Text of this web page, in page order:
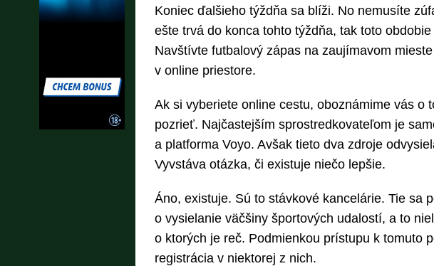
Koniec ďalšieho týždňa sa blíži. No nemusíte
ešte trvá do konca tohto týždňa, tak toto
Navštívte futbalový zápas na zaujímavom
v online priestore.
Ak si vyberiete online cestu, oboznámime vás o
pozrieť. Najčastejším sprostredkovateľom je
a platforma Voyo. Avšak tieto dva zdroje
Vyvstáva otázka, či existuje niečo lepšie.
Áno, existuje. Sú to stávkové kancelárie. Tie sa
o vysielanie väčšiny športových udalostí, a to
o ktorých je reč. Podmienkou prístupu k tomuto
registrácia v niektorej z nich.